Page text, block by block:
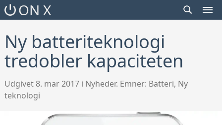
ON X
TOGGLE
Ny batteriteknologi
tredobler kapaciteten
Udgivet 8. mar 2017 i Nyheder. Emner: Batteri, Ny
teknologi